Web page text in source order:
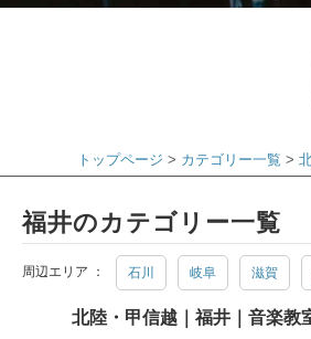
トップページ カテゴリー一覧
福井のカテゴリー一覧
周辺エリア ： 石川 岐阜 滋賀
北陸・甲信越｜福井｜音楽教